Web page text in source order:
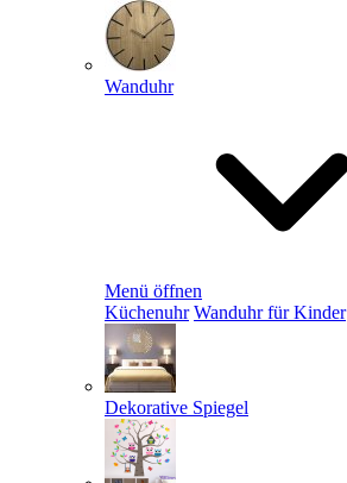
Wanduhr
Menü öffnen
Küchenuhr Wanduhr für Kinder
Dekorative Spiegel